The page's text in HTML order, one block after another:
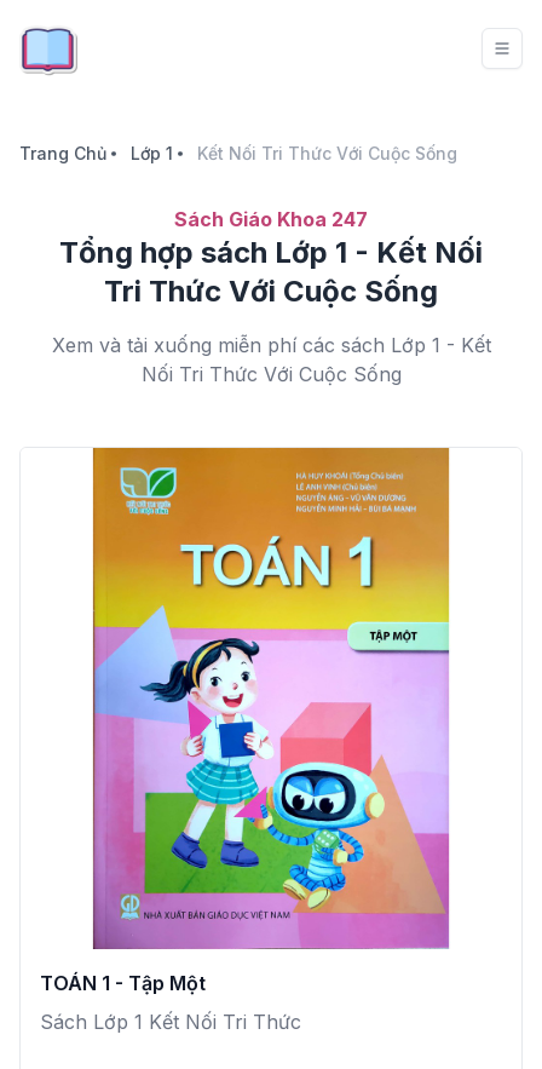
Trang Chủ Lớp 1 Kết Nối Tri Thức Với Cuộc Sống
Sách Giáo Khoa 247
Tổng hợp sách Lớp 1 - Kết Nối
Tri Thức Với Cuộc Sống
Xem và tải xuống miễn phí các sách Lớp 1 - Kết
Nối Tri Thức Với Cuộc Sống
TOÁN 1 - Tập Một
Sách Lớp 1 Kết Nối Tri Thức